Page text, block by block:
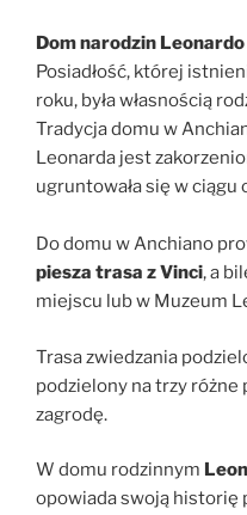
Dom narodzin
Posiadłość, której
roku, była własnością
Tradycja domu w
Leonarda jest
ugruntowała się w ciągu
Do domu w Anchiano
piesza trasa z Vinci, a
miejscu lub w Muzeum
Trasa zwiedzania
podzielony na trzy różne
zagrodę.
W domu rodzinnym
opowiada swoją historię